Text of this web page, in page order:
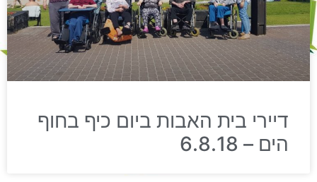
דיירי בית האבות ביום כיף בחוף
הים – 6.8.18